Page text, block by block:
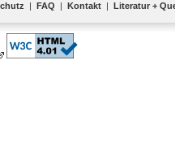
| FAQ | Kontakt | Literatur +